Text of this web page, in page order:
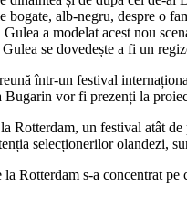
alb-negru, despre o
a modelat acest nou
se dovedește a fi un
într-un festival
vor fi prezenți la
Rotterdam, un festival atât
selecționerilor olandezi,
Rotterdam s-a concentrat